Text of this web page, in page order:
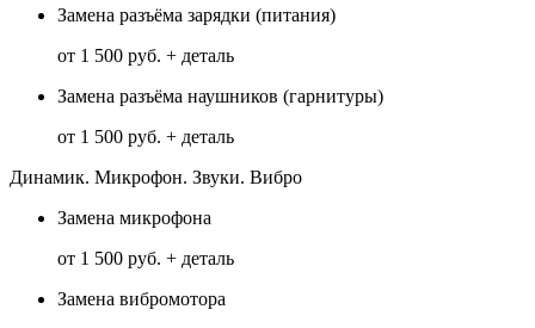
Замена разъёма зарядки (питания)
от 1 500 руб. + деталь
Замена разъёма наушников (гарнитуры)
от 1 500 руб. + деталь
Динамик. Микрофон. Звуки. Вибро
Замена микрофона
от 1 500 руб. + деталь
Замена вибромотора